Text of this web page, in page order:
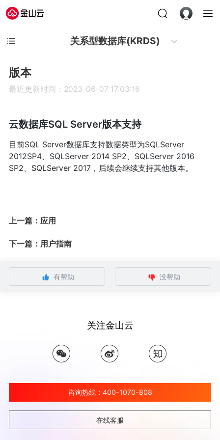
关系型数据库(KRDS)
版本
最近更新时间：2023-06-07 17:03:16
云数据库SQL Server版本支持
目前SQL Server数据库支持数据类型为SQLServer
2012SP4、SQLServer 2014 SP2、SQLServer 2016
SP2、SQLServer 2017，后续会继续支持其他版本。
上一篇：应用
下一篇：用户指南
有帮助 没帮助
关注金山云
咨询热线：400-1070-808
在线客服